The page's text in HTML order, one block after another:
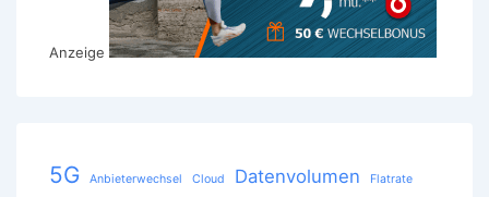
Anzeige
5G Anbieterwechsel Cloud Datenvolumen Flatrate